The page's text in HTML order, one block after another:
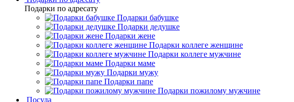
Подарки по адресату
Подарки бабушке
Подарки дедушке
Подарки жене
Подарки коллеге женщине
Подарки коллеге мужчине
Подарки маме
Подарки мужу
Подарки папе
Подарки пожилому мужчине
Посуда